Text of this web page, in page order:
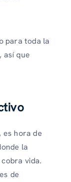
para toda la
así que
es hora de
la
vida.
de